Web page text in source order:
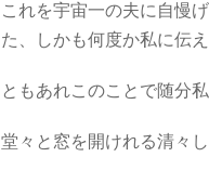
これを宇宙一の夫に自慢
た、しかも何度か私に伝
ともあれこのことで随分
堂々と窓を開けれる清々し